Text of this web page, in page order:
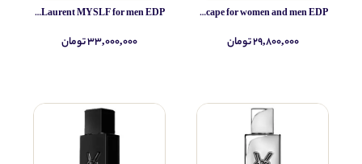
Simone Andreoli Tulum Junglescape for women and men EDP
۲۹,۸۰۰,۰۰۰ تومان
Yves Saint Laurent MYSLF for men EDP
۳۳,۰۰۰,۰۰۰ تومان